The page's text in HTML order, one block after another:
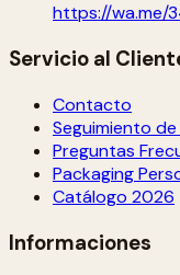
https://wa.me/
Servicio al
Contacto
Seguimiento
Preguntas
Packaging
Catálogo 2026
Informaciones